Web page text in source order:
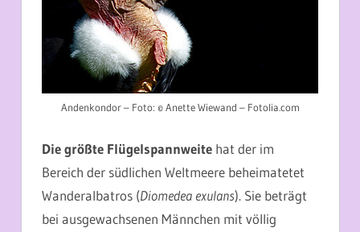
Andenkondor – Foto: © Anette Wiewand – Fotolia.com
Die größte Flügelspannweite hat der im
Bereich der südlichen Weltmeere beheimatetet
Wanderalbatros (Diomedea exulans). Sie beträgt
bei ausgewachsenen Männchen mit völlig